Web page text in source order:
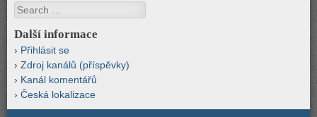
Search
Další informace
Přihlásit se
Zdroj kanálů (příspěvky)
Kanál komentářů
Česká lokalizace